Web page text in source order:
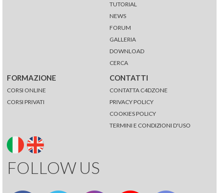
TUTORIAL
NEWS
FORUM
GALLERIA
DOWNLOAD
CERCA
FORMAZIONE
CORSI ONLINE
CORSI PRIVATI
CONTATTI
CONTATTA C4DZONE
PRIVACY POLICY
COOKIES POLICY
TERMINI E CONDIZIONI D'USO
FOLLOW US